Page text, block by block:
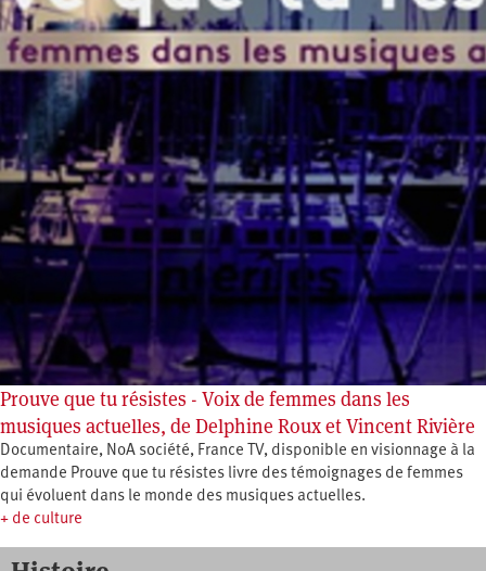
Prouve que tu résistes - Voix de femmes dans les
musiques actuelles, de Delphine Roux et Vincent Rivière
Documentaire, NoA société, France TV, disponible en visionnage à la
demande Prouve que tu résistes livre des témoignages de femmes
qui évoluent dans le monde des musiques actuelles.
+ de culture